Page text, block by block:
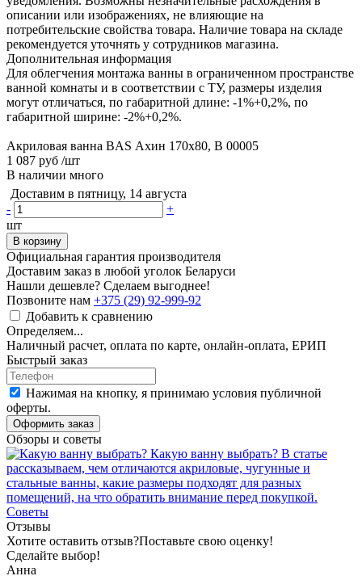
описании или изображениях, не влияющие на
потребительские свойства товара. Наличие товара на складе
рекомендуется уточнять у сотрудников магазина.
Дополнительная информация
Для облегчения монтажа ванны в ограниченном пространстве
ванной комнаты и в соответствии с ТУ, размеры изделия
могут отличаться, по габаритной длине: -1%+0,2%, по
габаритной ширине: -2%+0,2%.
Акриловая ванна BAS Ахин 170x80, В 00005
1 087 руб /шт
В наличии много
Доставим в пятницу, 14 августа
-
+
шт
В корзину
Официальная гарантия производителя
Доставим заказ в любой уголок Беларуси
Нашли дешевле? Сделаем выгоднее!
Позвоните нам +375 (29) 92-999-92
Добавить к сравнению
Определяем...
Наличный расчет, оплата по карте, онлайн-оплата, ЕРИП
Быстрый заказ
Нажимая на кнопку, я принимаю условия публичной
оферты.
Оформить заказ
Обзоры и советы
Какую ванну выбрать? В статье
рассказываем, чем отличаются акриловые, чугунные и
стальные ванны, какие размеры подходят для разных
помещений, на что обратить внимание перед покупкой.
Советы
Отзывы
Хотите оставить отзыв?Поставьте свою оценку!
Сделайте выбор!
Анна